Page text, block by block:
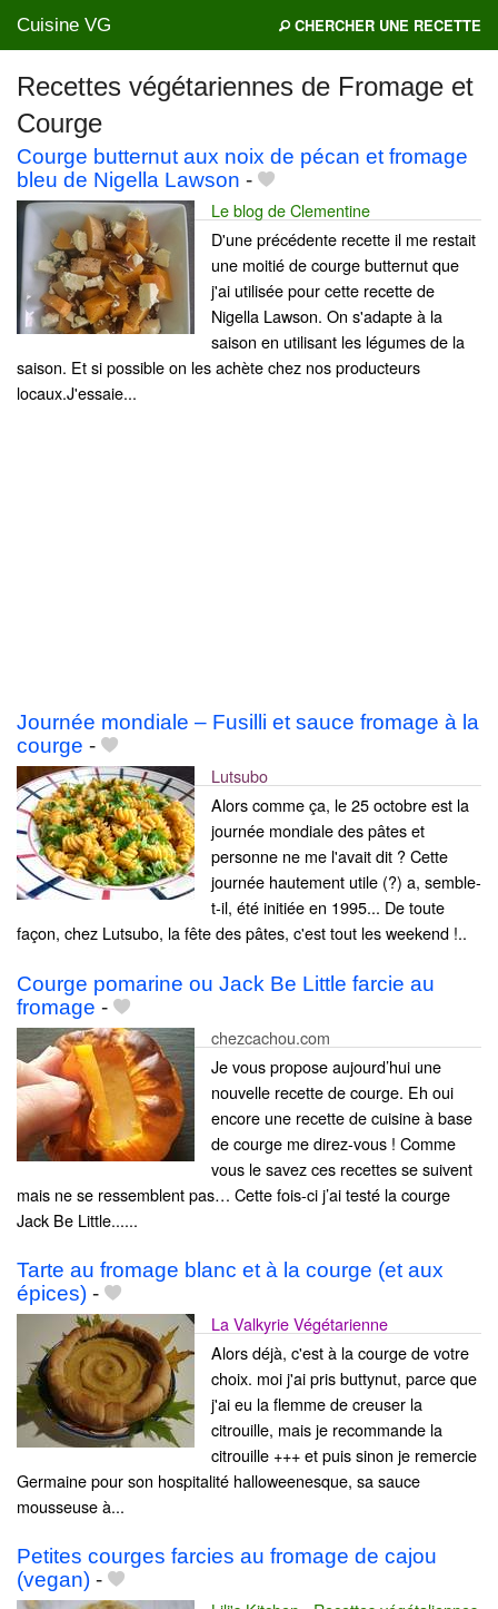
Cuisine VG CHERCHER UNE RECETTE
Mes blogs préférés
Recettes végétariennes de Fromage et
Courge
Courge butternut aux noix de pécan et fromage
bleu de Nigella Lawson -
Le blog de Clementine
D'une précédente recette il me restait
une moitié de courge butternut que
j'ai utilisée pour cette recette de
Nigella Lawson. On s'adapte à la
saison en utilisant les légumes de la
saison. Et si possible on les achète chez nos producteurs
locaux.J'essaie...
Journée mondiale – Fusilli et sauce fromage à la
courge -
Lutsubo
Alors comme ça, le 25 octobre est la
journée mondiale des pâtes et
personne ne me l'avait dit ? Cette
journée hautement utile (?) a, semble-
t-il, été initiée en 1995... De toute
façon, chez Lutsubo, la fête des pâtes, c'est tout les weekend !..
Courge pomarine ou Jack Be Little farcie au
fromage -
chezcachou.com
Je vous propose aujourd’hui une
nouvelle recette de courge. Eh oui
encore une recette de cuisine à base
de courge me direz-vous ! Comme
vous le savez ces recettes se suivent
mais ne se ressemblent pas… Cette fois-ci j’ai testé la courge
Jack Be Little......
Tarte au fromage blanc et à la courge (et aux
épices) -
La Valkyrie Végétarienne
Alors déjà, c'est à la courge de votre
choix. moi j'ai pris buttynut, parce que
j'ai eu la flemme de creuser la
citrouille, mais je recommande la
citrouille +++ et puis sinon je remercie
Germaine pour son hospitalité halloweenesque, sa sauce
mousseuse à...
Petites courges farcies au fromage de cajou
(vegan) -